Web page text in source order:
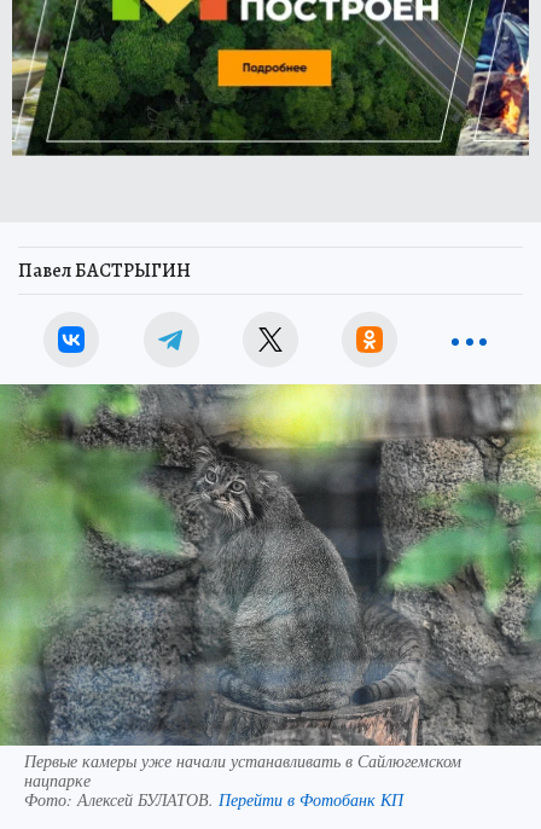
Павел БАСТРЫГИН
Первые камеры уже начали устанавливать в Сайлюгемском
нацпарке
Фото:Алексей БУЛАТОВ. Перейти в Фотобанк КП